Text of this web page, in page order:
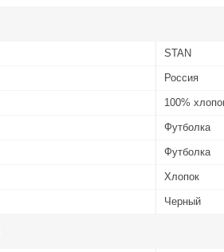
STAN
Россия
100%
Футболка
Футболка
Хлопок
Черный